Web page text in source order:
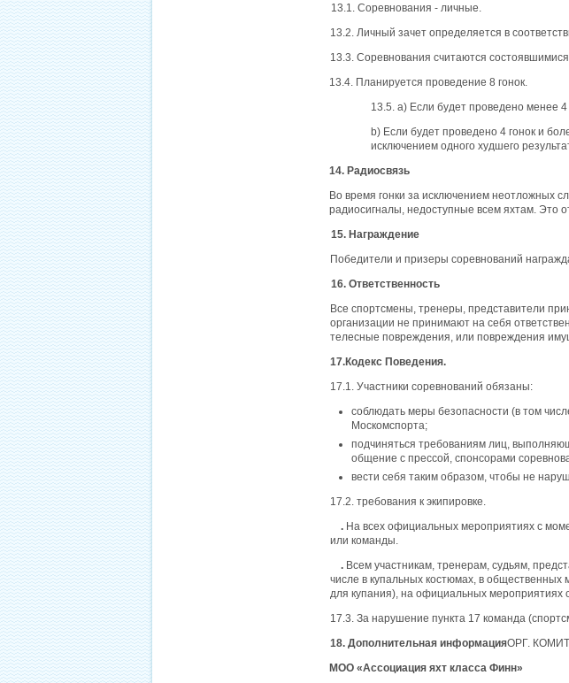
13.1. Соревнования - личные.
13.2. Личный зачет определяется в
13.3. Соревнования считаются
13.4. Планируется проведение 8 гонок.
13.5. а) Если будет проведено менее
b) Если будет проведено 4 гонок и
исключением одного худшего
14. Радиосвязь
Во время гонки за исключением неотложных
радиосигналы, недоступные всем яхтам. Это
15. Награждение
Победители и призеры соревнований
16. Ответственность
Все спортсмены, тренеры, представители
организации не принимают на себя
телесные повреждения, или повреждения
17.Кодекс Поведения.
17.1. Участники соревнований обязаны:
соблюдать меры безопасности (в том
Москомспорта;
подчиняться требованиям лиц,
общение с прессой, спонсорами
вести себя таким образом, чтобы не
17.2. требования к экипировке.
. На всех официальных мероприятиях с
или команды.
. Всем участникам, тренерам, судьям,
числе в купальных костюмах, в
для купания), на официальных мероприятиях
17.3. За нарушение пункта 17 команда
18. Дополнительная информацияОРГ.
МОО «Ассоциация яхт класса Финн»